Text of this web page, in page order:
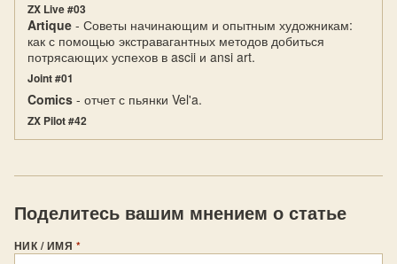
ZX Live #03
Artique - Советы начинающим и опытным художникам:
как с помощью экстравагантных методов добиться
потрясающих успехов в ascii и ansi art.
Joint #01
Comics - отчет с пьянки Vel'a.
ZX Pilot #42
Поделитесь вашим мнением о статье
НИК / ИМЯ *